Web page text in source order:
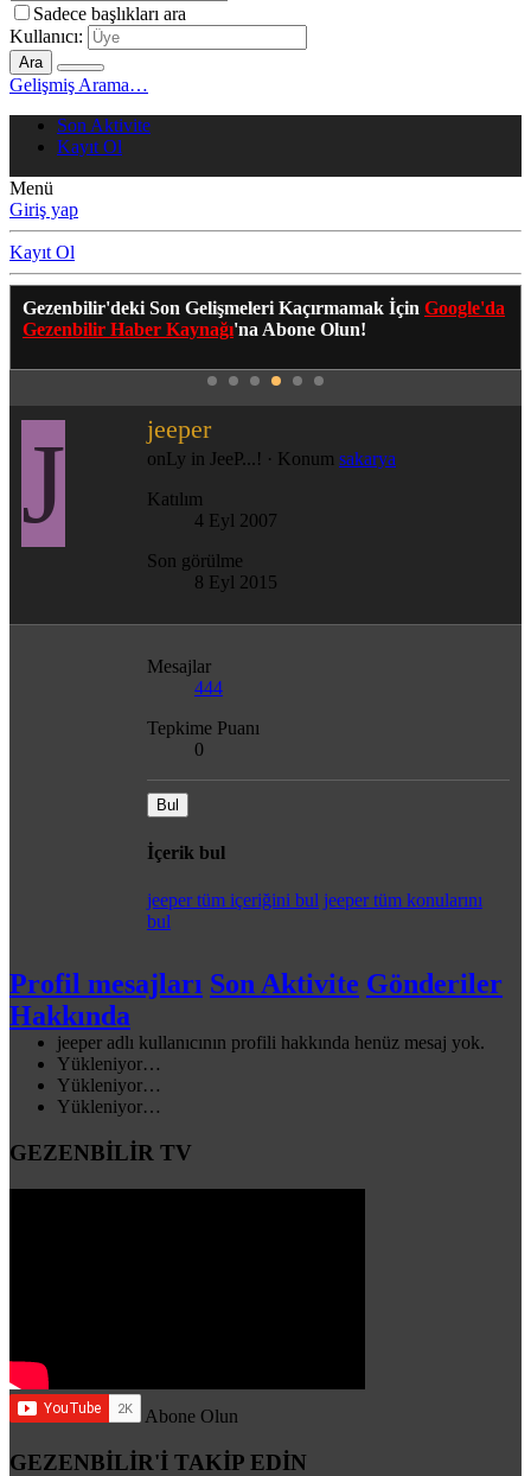
Sadece başlıkları ara
Kullanıcı:
Ara
Gelişmiş Arama…
Son Aktivite
Kayıt Ol
Menü
Giriş yap
Kayıt Ol
Gezenbilir'deki Son Gelişmeleri Kaçırmamak İçin Google'da
Gezenbilir Haber Kaynağı'na Abone Olun!
J jeeper
onLy in JeeP...! · Konum sakarya
Katılım
4 Eyl 2007
Son görülme
8 Eyl 2015
Mesajlar
444
Tepkime Puanı
0
Bul
İçerik bul
jeeper tüm içeriğini bul jeeper tüm konularını
bul
Profil mesajları Son Aktivite Gönderiler
Hakkında
jeeper adlı kullanıcının profili hakkında henüz mesaj yok.
Yükleniyor…
Yükleniyor…
Yükleniyor…
GEZENBİLİR TV
Abone Olun
GEZENBİLİR'İ TAKİP EDİN